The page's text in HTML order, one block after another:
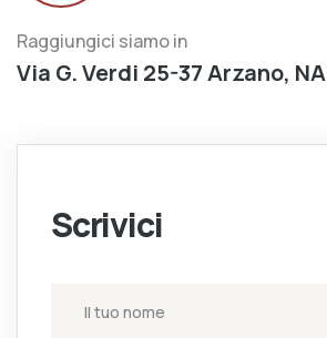
Raggiungici siamo in
Via G. Verdi 25-37 Arzano, NA
Scrivici